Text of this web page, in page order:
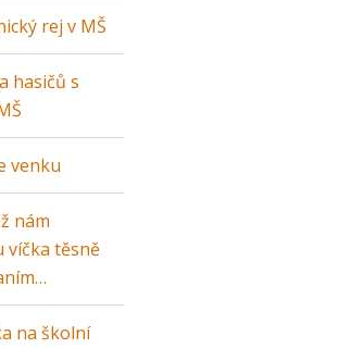
rej v MŠ
hasičů s
venku
nám
víčka těsně
na školní